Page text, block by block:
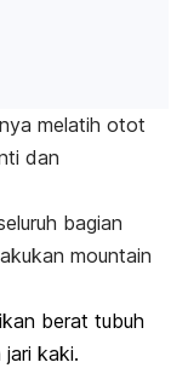
melatih otot
dan
bagian
mountain
berat tubuh
kaki.